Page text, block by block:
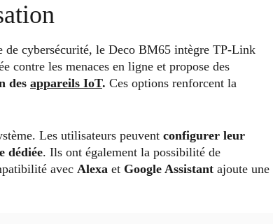
de cybersécurité, le Deco BM65 intègre TP-Link
contre les menaces en ligne et propose des
des appareils IoT. Ces options renforcent la
Les utilisateurs peuvent configurer leur
dédiée. Ils ont également la possibilité de
avec Alexa et Google Assistant ajoute une